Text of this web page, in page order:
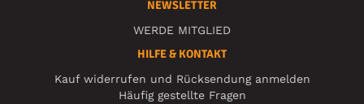
NEWSLETTER
WERDE MITGLIED
HILFE & KONTAKT
Kauf widerrufen und Rücksendung anmelden
Häufig gestellte Fragen